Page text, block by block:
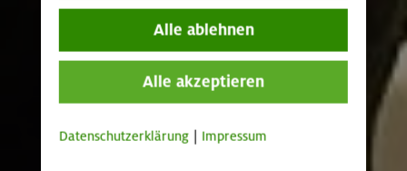
Alle ablehnen
Alle akzeptieren
Datenschutzerklärung Impressum